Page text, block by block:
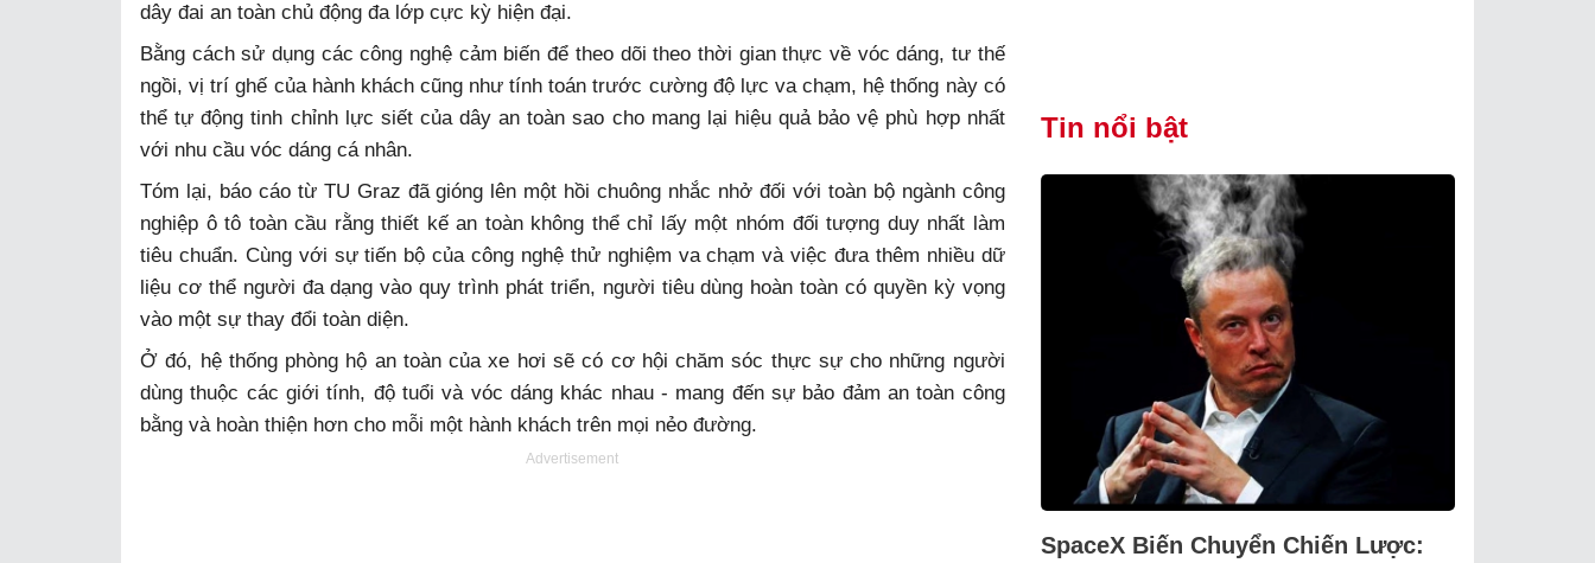
dây đai an toàn chủ động đa lớp cực kỳ hiện đại.
Bằng cách sử dụng các công nghệ cảm biến để theo dõi theo thời gian thực về vóc dáng, tư thế
ngồi, vị trí ghế của hành khách cũng như tính toán trước cường độ lực va chạm, hệ thống này có
thể tự động tinh chỉnh lực siết của dây an toàn sao cho mang lại hiệu quả bảo vệ phù hợp nhất
với nhu cầu vóc dáng cá nhân.
Tóm lại, báo cáo từ TU Graz đã gióng lên một hồi chuông nhắc nhở đối với toàn bộ ngành công
nghiệp ô tô toàn cầu rằng thiết kế an toàn không thể chỉ lấy một nhóm đối tượng duy nhất làm
tiêu chuẩn. Cùng với sự tiến bộ của công nghệ thử nghiệm va chạm và việc đưa thêm nhiều dữ
liệu cơ thể người đa dạng vào quy trình phát triển, người tiêu dùng hoàn toàn có quyền kỳ vọng
vào một sự thay đổi toàn diện.
Ở đó, hệ thống phòng hộ an toàn của xe hơi sẽ có cơ hội chăm sóc thực sự cho những người
dùng thuộc các giới tính, độ tuổi và vóc dáng khác nhau - mang đến sự bảo đảm an toàn công
bằng và hoàn thiện hơn cho mỗi một hành khách trên mọi nẻo đường.
Advertisement
Tin nổi bật
SpaceX Biến Chuyển Chiến Lược: